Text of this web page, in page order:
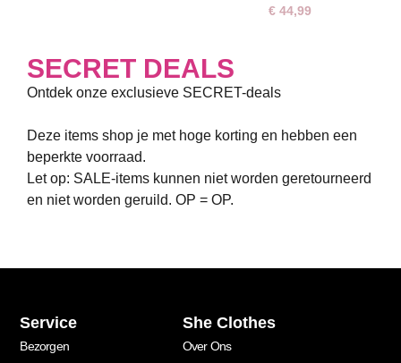
SECRET DEALS
Ontdek onze exclusieve SECRET-deals
Deze items shop je met hoge korting en hebben een
beperkte voorraad.
Let op: SALE-items kunnen niet worden geretourneerd
en niet worden geruild. OP = OP.
€ 44,99
Service
Bezorgen
She Clothes
Over Ons